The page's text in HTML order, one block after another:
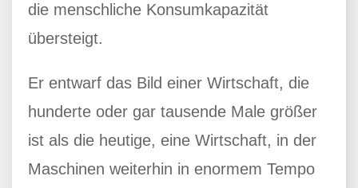
die menschliche Konsumkapazität
übersteigt.
Er entwarf das Bild einer Wirtschaft, die
hunderte oder gar tausende Male größer
ist als die heutige, eine Wirtschaft, in der
Maschinen weiterhin in enormem Tempo